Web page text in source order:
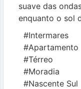
suave das
enquanto o sol
#Intermares
#Apartamento
#Térreo
#Moradia
#Nascente Sul